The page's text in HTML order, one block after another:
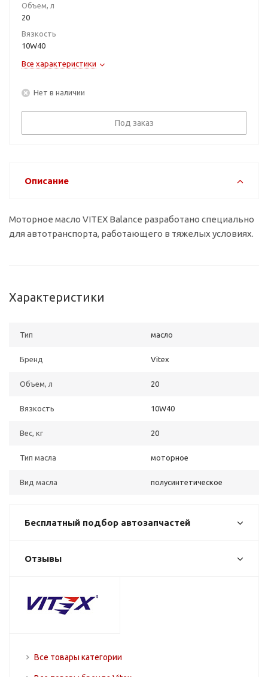
Объем, л
20
Вязкость
10W40
Все характеристики
Нет в наличии
Под заказ
Описание
Моторное масло VITEX Balance разработано специально
для автотранспорта, работающего в тяжелых условиях.
Характеристики
Тип масло
Бренд Vitex
Объем, л 20
Вязкость 10W40
Вес, кг 20
Тип масла моторное
Вид масла полусинтетическое
Бесплатный подбор автозапчастей
Отзывы
Все товары категории